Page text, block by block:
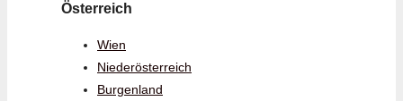
Österreich
Wien
Niederösterreich
Burgenland